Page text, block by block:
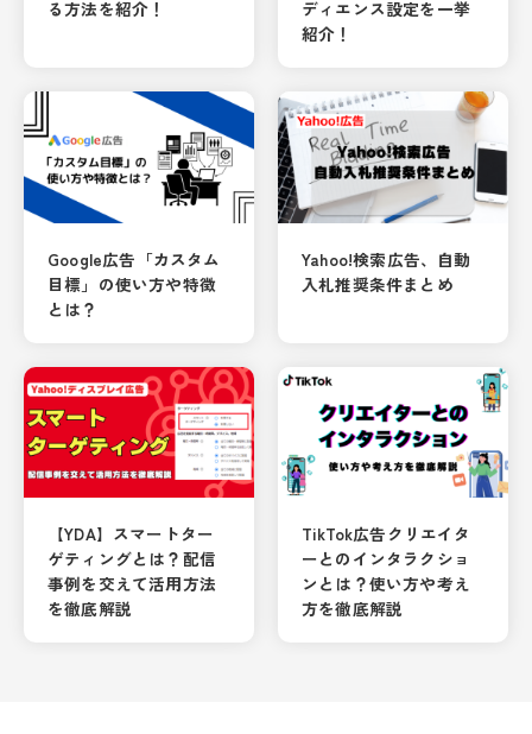
る方法を紹介！
ディエンス設定を一挙
紹介！
Google広告「カスタム
目標」の使い方や特徴
とは？
Yahoo!検索広告、自動
入札推奨条件まとめ
【YDA】スマートター
ゲティングとは？配信
事例を交えて活用方法
を徹底解説
TikTok広告クリエイタ
ーとのインタラクショ
ンとは？使い方や考え
方を徹底解説